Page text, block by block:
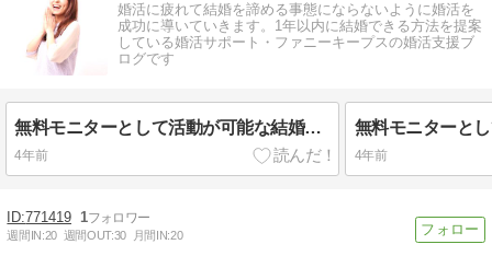
婚活に疲れて結婚を諦める事態にならないように婚活を
成功に導いていきます。1年以内に結婚できる方法を提案
している婚活サポート・ファニーキープスの婚活支援ブ
ログです
無料モニターとして活動が可能な結婚相談所
4年前 4年前
771419 1
週間IN:20 週間OUT:30 月間IN:20